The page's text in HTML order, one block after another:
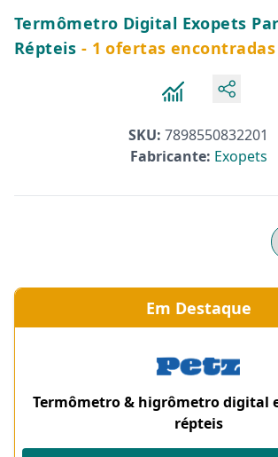
Termômetro Digital Exopets
Répteis - 1 ofertas encontradas
SKU: 7898550832201
Fabricante: Exopets
Em Destaque
Termômetro & higrômetro digital
répteis